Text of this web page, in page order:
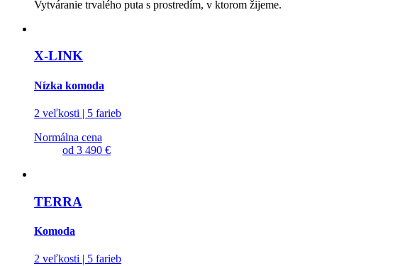
Vytváranie trvalého puta s prostredím, v ktorom žijeme.
X-LINK
Nízka komoda
2 veľkosti | 5 farieb
Normálna cena
od 3 490 €
TERRA
Komoda
2 veľkosti | 5 farieb